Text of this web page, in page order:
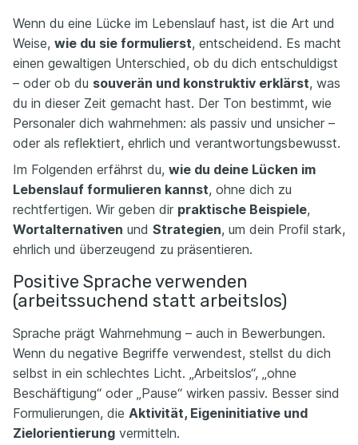
Wenn du eine Lücke im Lebenslauf hast, ist die Art und
Weise, wie du sie formulierst, entscheidend. Es macht
einen gewaltigen Unterschied, ob du dich entschuldigst
– oder ob du souverän und konstruktiv erklärst, was
du in dieser Zeit gemacht hast. Der Ton bestimmt, wie
Personaler dich wahrnehmen: als passiv und unsicher –
oder als reflektiert, ehrlich und verantwortungsbewusst.
Im Folgenden erfährst du, wie du deine Lücken im
Lebenslauf formulieren kannst, ohne dich zu
rechtfertigen. Wir geben dir praktische Beispiele,
Wortalternativen und Strategien, um dein Profil stark,
ehrlich und überzeugend zu präsentieren.
Positive Sprache verwenden
(arbeitssuchend statt arbeitslos)
Sprache prägt Wahrnehmung – auch in Bewerbungen.
Wenn du negative Begriffe verwendest, stellst du dich
selbst in ein schlechtes Licht. „Arbeitslos“, „ohne
Beschäftigung“ oder „Pause“ wirken passiv. Besser sind
Formulierungen, die Aktivität, Eigeninitiative und
Zielorientierung vermitteln.